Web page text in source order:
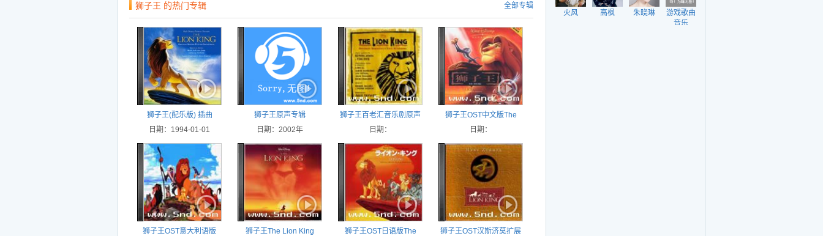
狮子王 的热门专辑 全部专辑
狮子王(配乐版) 插曲
日期：1994-01-01
狮子王原声专辑
日期：2002年
狮子王百老汇音乐剧原声
The Lion King Original
Broadway
日期：
狮子王OST中文版The
Lion King (Chinese)
日期：
狮子王OST意大利语版
狮子王The Lion King
狮子王OST日语版The
狮子王OST汉斯济莫扩展
火风 高枫 朱晓琳
游戏歌曲
音乐